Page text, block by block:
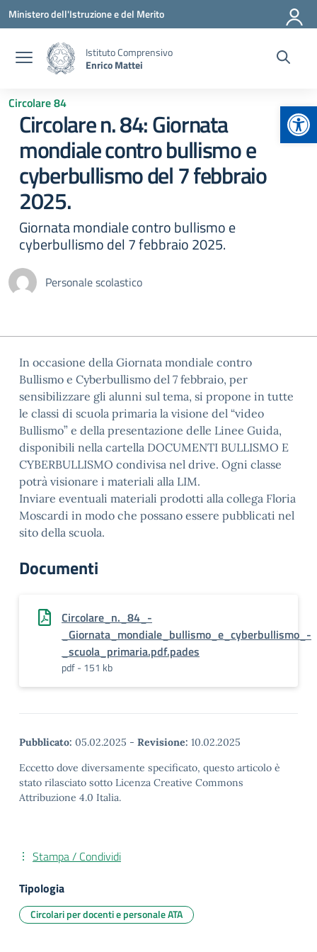
Vai ai contenuti
Vai al menu di navigazione
Vai al footer
Ministero dell'Istruzione e del Merito
Istituto Comprensivo
Enrico Mattei
Circolare 84
Circolare n. 84: Giornata
mondiale contro bullismo e
cyberbullismo del 7 febbraio
2025.
Giornata mondiale contro bullismo e
cyberbullismo del 7 febbraio 2025.
Personale scolastico
In occasione della Giornata mondiale contro
Bullismo e Cyberbullismo del 7 febbraio, per
sensibilizzare gli alunni sul tema, si propone in tutte
le classi di scuola primaria la visione del “video
Bullismo” e della presentazione delle Linee Guida,
disponibili nella cartella DOCUMENTI BULLISMO E
CYBERBULLISMO condivisa nel drive. Ogni classe
potrà visionare i materiali alla LIM.
Inviare eventuali materiali prodotti alla collega Floria
Moscardi in modo che possano essere pubblicati nel
sito della scuola.
Documenti
Circolare_n._84_-
_Giornata_mondiale_bullismo_e_cyberbullismo_-
_scuola_primaria.pdf.pades
pdf - 151 kb
Pubblicato: 05.02.2025 - Revisione: 10.02.2025
Eccetto dove diversamente specificato, questo articolo è
stato rilasciato sotto Licenza Creative Commons
Attribuzione 4.0 Italia.
Stampa / Condividi
Tipologia
Circolari per docenti e personale ATA